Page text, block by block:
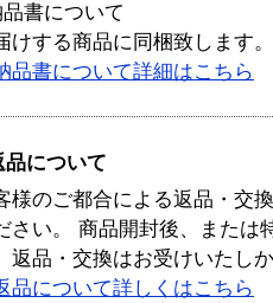
書について
けする商品に同梱致します。
品書について詳細はこちら
品について
様のご都合による返品・交
さい。 商品開封後、または
返品・交換はお受けいたし
品について詳しくはこちら